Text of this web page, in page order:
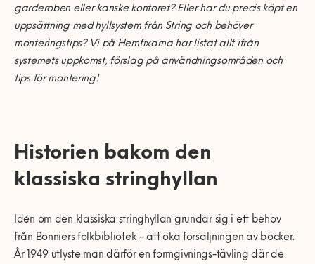
Vanliga frågor
Var finns vi?
Fakta om RUT- och ROT-avdraget
Våra partners
Våra Fixare
Bolag med faktura
0770-220 720
Kundservice
garderoben eller kanske kontoret? Eller har du precis köpt en
uppsättning med hyllsystem från String och behöver
monteringstips? Vi på Hemfixarna har listat allt ifrån
systemets uppkomst, förslag på användningsområden och
tips för montering!
Historien bakom den
klassiska stringhyllan
Idén om den klassiska stringhyllan grundar sig i ett behov
från Bonniers folkbibliotek – att öka försäljningen av böcker.
År 1949 utlyste man därför en formgivnings-tävling där de